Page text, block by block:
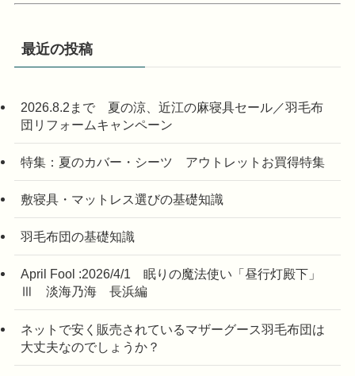
最近の投稿
2026.8.2まで 夏の涼、近江の麻寝具セール／羽毛布
団リフォームキャンペーン
特集：夏のカバー・シーツ アウトレットお買得特集
敷寝具・マットレス選びの基礎知識
羽毛布団の基礎知識
April Fool :2026/4/1 眠りの魔法使い「昼行灯殿下」
Ⅲ 淡海乃海 長浜編
ネットで安く販売されているマザーグース羽毛布団は
大丈夫なのでしょうか？